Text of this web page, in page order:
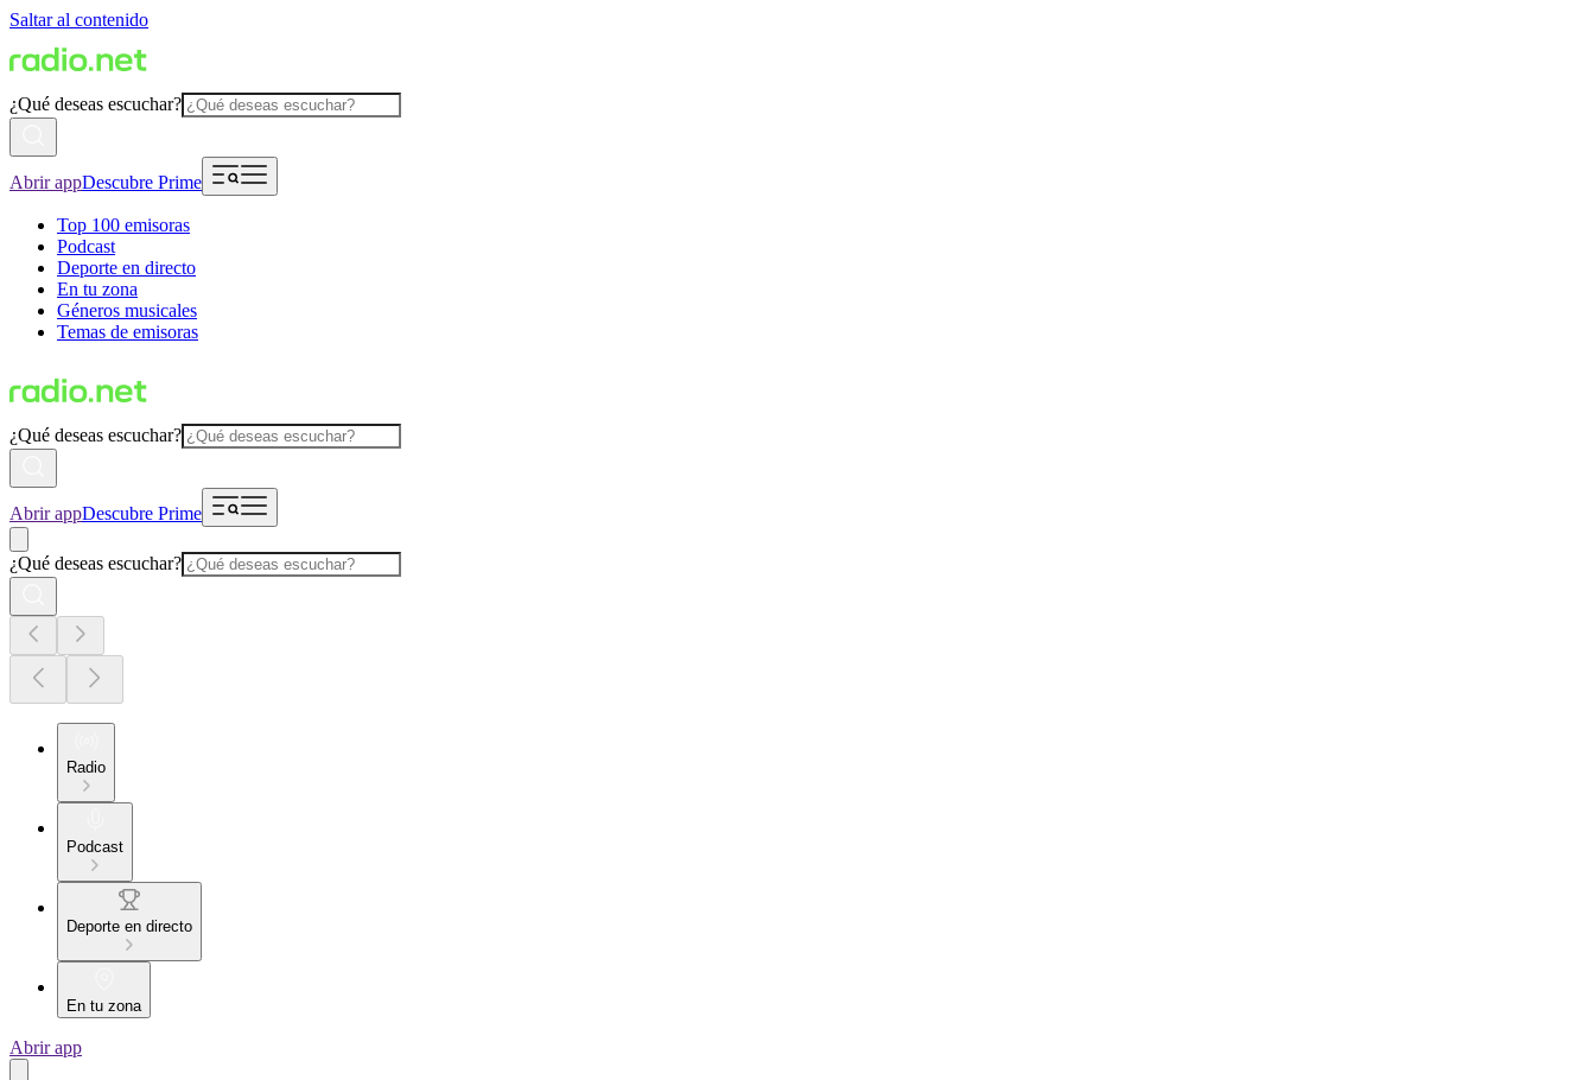
Saltar al contenido
¿Qué deseas escuchar?
Abrir appDescubre Prime
Top 100 emisoras
Podcast
Deporte en directo
En tu zona
Géneros musicales
Temas de emisoras
¿Qué deseas escuchar?
Abrir appDescubre Prime
¿Qué deseas escuchar?
Radio
Podcast
Deporte en directo
En tu zona
Abrir app